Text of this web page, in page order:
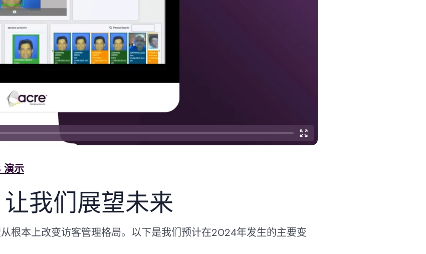
演示
我们展望未来
根本上改变访客管理格局。以下是我们预计在2024年发生的主要变